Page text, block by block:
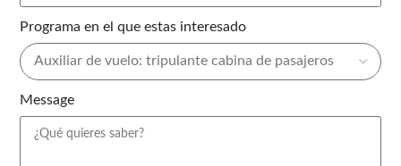
Programa en el que estas interesado
Message